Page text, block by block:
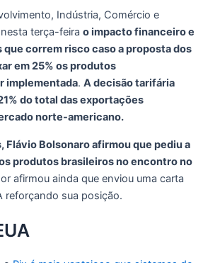
Indústria, Comércio e
terça-feira o impacto financeiro e
correm risco caso a proposta dos
em 25% os produtos
implementada. A decisão tarifária
do total das exportações
norte-americano.
Flávio Bolsonaro afirmou que pediu a
produtos brasileiros no encontro no
afirmou ainda que enviou uma carta
reforçando sua posição.